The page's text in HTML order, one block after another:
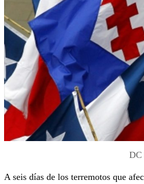
DC
A seis días de los terremotos que